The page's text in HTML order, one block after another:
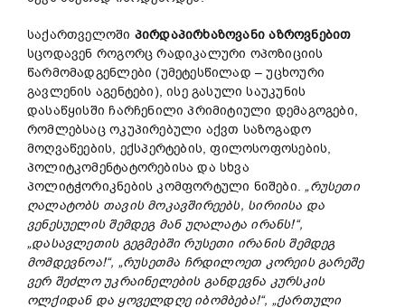
საქართველოში პირდაპირხაზოვანიაზროვნებით
სცოდავენ როგორც რადიკალური ოპოზიციის
წარმომადგენლები (უმეტესწილად – უცხოური
გავლენის აგენტები), ისე გასული საუკუნის
დასაწყისში ჩარჩენილი პრიმიტიული დემაგოგები,
რომლებსაც ოკუპირებული აქვთ საზოგადო
მოღვაწეების, ექსპერტების, ფილოსოფოსების,
პოლიტკომენტატორებისა და სხვა
პოლიტჭორიკნების კომფორტული ნიშები.„რუსეთი
ღალატობს თავის მოკავშირეებს, სირიისა და
ვენესუელის შემდეგ მან უღალატა ირანს!“,
„დასავლეთის გეგმებში რუსეთი ირანის შემდეგ
მომდევნოა!“, „რუსეთმა ჩრდილოეთ კორეისგარეშე
ვერ შეძლოუკრაინელების განდევნა კურსკის
ოლქიდან დაყოველდღე იბომბება!“, „ქართული